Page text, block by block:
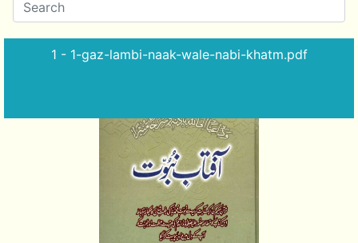
1 - 1-gaz-lambi-naak-wale-nabi-khatm.pdf